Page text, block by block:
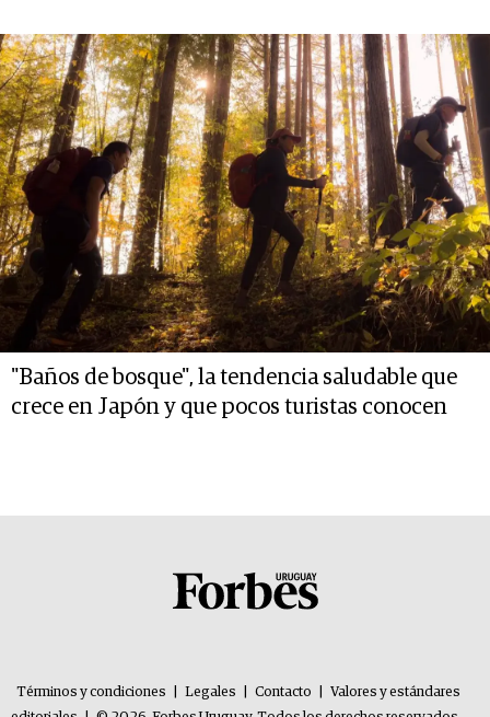
"Baños de bosque", la tendencia saludable que
crece en Japón y que pocos turistas conocen
Términos y condiciones Legales Contacto
Valores y estándares